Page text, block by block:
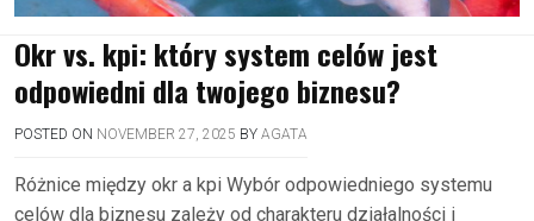
Okr vs. kpi: który system celów jest
odpowiedni dla twojego biznesu?
POSTED ON NOVEMBER 27, 2025 BY AGATA
Różnice między okr a kpi Wybór odpowiedniego systemu
celów dla biznesu zależy od charakteru działalności i